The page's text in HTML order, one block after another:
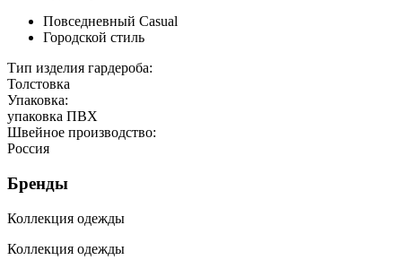
Повседневный Casual
Городской стиль
Тип изделия гардероба:
Толстовка
Упаковка:
упаковка ПВХ
Швейное производство:
Россия
Бренды
Коллекция одежды
Коллекция одежды